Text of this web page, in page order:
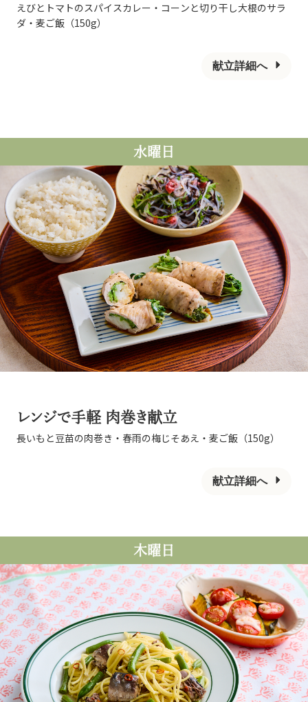
えびとトマトのスパイスカレー・コーンと切り干し大根のサラ
ダ・麦ご飯（150g）
献立詳細へ
水曜日
レンジで手軽 肉巻き献立
長いもと豆苗の肉巻き・春雨の梅じそあえ・麦ご飯（150g）
献立詳細へ
木曜日